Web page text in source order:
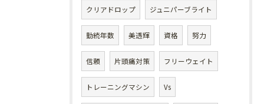
クリアドロップ ジュニパーブライト
勤続年数 美透輝 資格 努力
信頼 片頭痛対策 フリーウェイト
トレーニングマシン Vs